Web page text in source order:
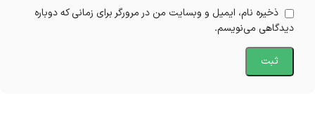
ذخیره نام، ایمیل و وبسایت من در مرورگر برای زمانی که دوباره
دیدگاهی می‌نویسم.